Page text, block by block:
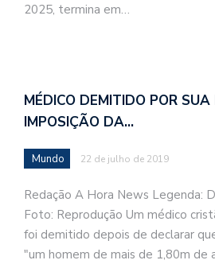
2025, termina em…
MÉDICO DEMITIDO POR SUA
IMPOSIÇÃO DA…
Mundo 22 de julho de 2019
Redação A Hora News Legenda:
Foto: Reprodução Um médico
foi demitido depois de declarar
"um homem de mais de 1,80m de